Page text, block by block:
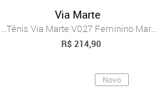
Sandália Couro Marrom Salto Médio Ceccon...
Via Marte
Tênis Via Marte V027 Feminino Marrom Escuro
R$ 214,90
Novo